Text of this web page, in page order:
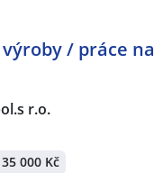
/ práce na
r.o.
000 Kč